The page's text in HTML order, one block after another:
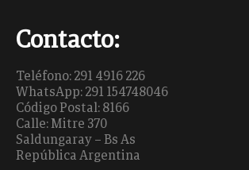
Contacto:
Teléfono: 291 4916 226
WhatsApp: 291 154748046
Código Postal: 8166
Calle: Mitre 370
Saldungaray – Bs As
República Argentina